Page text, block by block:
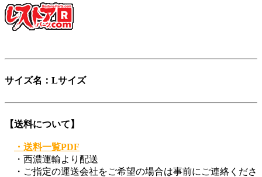
サイズ名：Lサイズ
【送料について】
・送料一覧PDF
・西濃運輸より配送
・ご指定の運送会社をご希望の場合は事前にご連絡くださ